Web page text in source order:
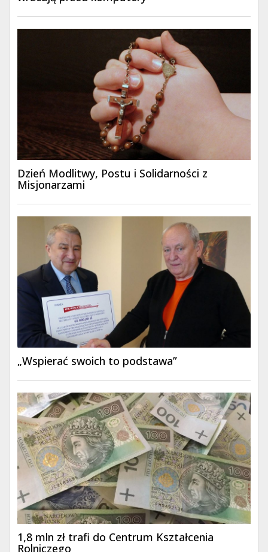
Dzień Modlitwy, Postu i Solidarności z
Misjonarzami
„Wspierać swoich to podstawa”
1,8 mln zł trafi do Centrum Kształcenia
Rolniczego